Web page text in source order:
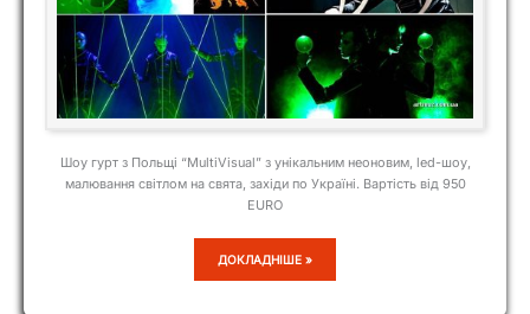
Шоу гурт з Польщі “MultiVisual” з унікальним неоновим, led-шоу,
малювання світлом на свята, західи по Україні. Вартість від 950
EURO
MULTIVISUAL
ДОКЛАДНІШЕ »